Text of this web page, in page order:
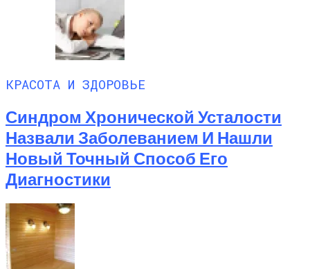
КРАСОТА И ЗДОРОВЬЕ
Синдром Хронической Усталости
Назвали Заболеванием И Нашли
Новый Точный Способ Его
Диагностики